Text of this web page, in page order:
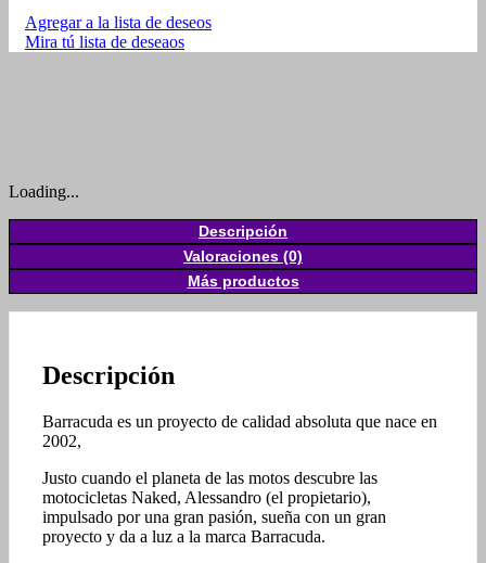
Agregar a la lista de deseos
Mira tú lista de deseaos
Loading...
Descripción
Valoraciones (0)
Más productos
Descripción
Barracuda es un proyecto de calidad absoluta que nace en
2002,
Justo cuando el planeta de las motos descubre las
motocicletas Naked, Alessandro (el propietario),
impulsado por una gran pasión, sueña con un gran
proyecto y da a luz a la marca Barracuda.